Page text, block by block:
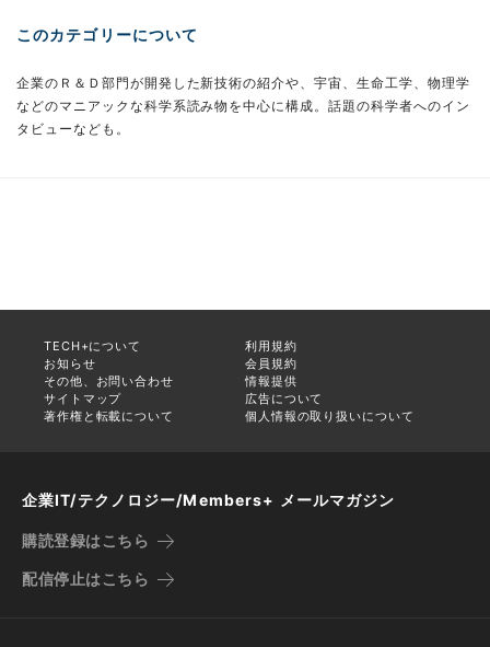
このカテゴリーについて
企業のＲ＆Ｄ部門が開発した新技術の紹介や、宇宙、生命工学、物理学
などのマニアックな科学系読み物を中心に構成。話題の科学者へのイン
タビューなども。
TECH+について
利用規約
お知らせ
会員規約
その他、お問い合わせ
情報提供
サイトマップ
広告について
著作権と転載について
個人情報の取り扱いについて
企業IT/テクノロジー/Members+ メールマガジン
購読登録はこちら
配信停止はこちら